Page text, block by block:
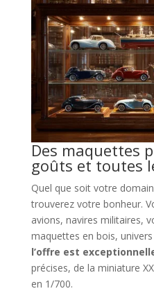
Des maquettes
goûts et toutes
Quel que soit votre
trouverez votre bonheur.
avions, navires militaires,
maquettes en bois,
l’offre est
précises, de la miniature
en 1/700.